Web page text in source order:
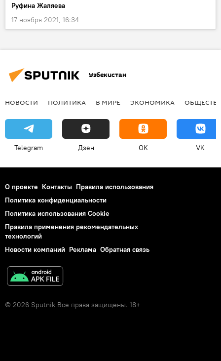
Руфина Жаляева
17 ноября 2021, 16:34
Узбекистан
НОВОСТИ ПОЛИТИКА В МИРЕ ЭКОНОМИКА
Telegram Дзен OK VK
О проекте Контакты Правила использования
Политика конфиденциальности
Политика использования Cookie
Правила применения рекомендательных
технологий
Новости компаний Реклама Обратная связь
© 2026 Sputnik Все права защищены. 18+